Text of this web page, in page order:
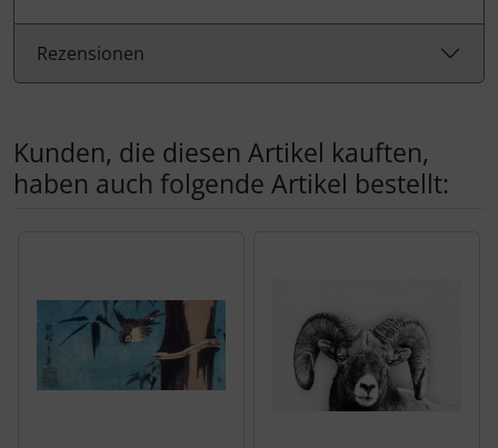
Rezensionen
Kunden, die diesen Artikel kauften,
haben auch folgende Artikel bestellt: